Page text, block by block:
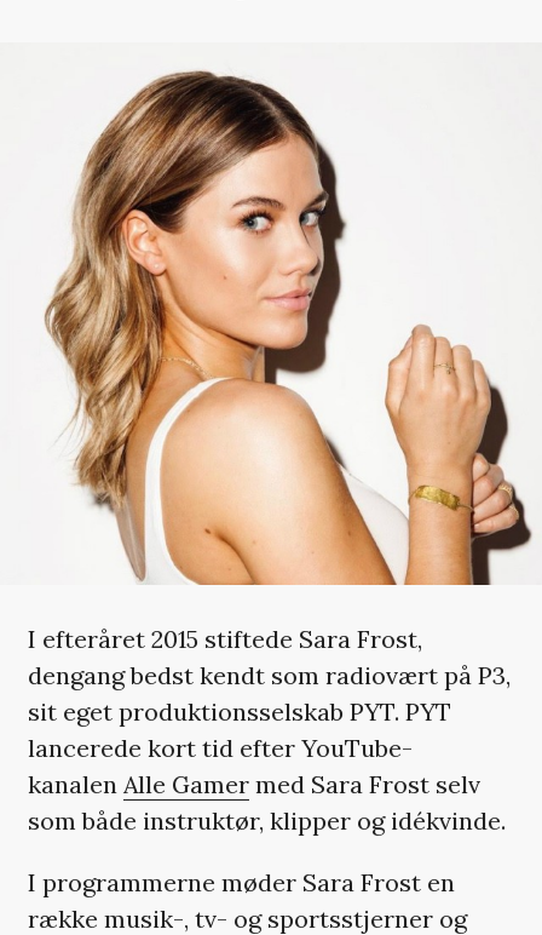
I efteråret 2015 stiftede Sara Frost,
dengang bedst kendt som radiovært på P3,
sit eget produktionsselskab PYT. PYT
lancerede kort tid efter YouTube-
kanalen Alle Gamermed Sara Frost selv
som både instruktør, klipper og idékvinde.
I programmerne møder Sara Frost en
række musik-, tv- og sportsstjerner og